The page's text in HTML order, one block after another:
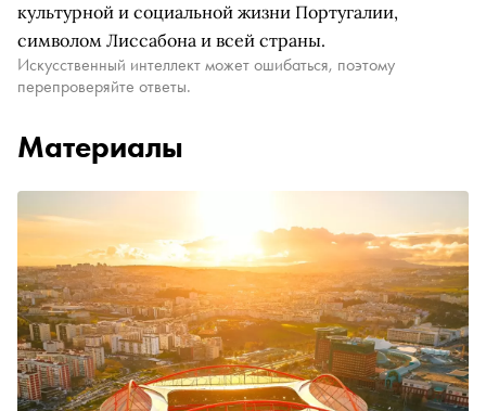
культурной и социальной жизни Португалии,
символом Лиссабона и всей страны.
Искусственный интеллект может ошибаться, поэтому
перепроверяйте ответы.
Материалы